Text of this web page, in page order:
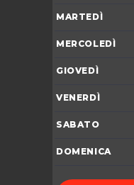
MARTEDÌ
MERCOLEDÌ
GIOVEDÌ
VENERDÌ
SABATO
DOMENICA